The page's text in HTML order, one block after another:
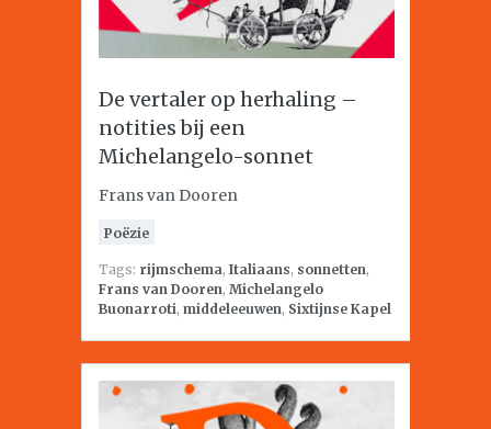
De vertaler op herhaling –
notities bij een
Michelangelo-sonnet
Frans van Dooren
Poëzie
Tags: rijmschema, Italiaans, sonnetten,
Frans van Dooren, Michelangelo
Buonarroti, middeleeuwen, Sixtijnse Kapel